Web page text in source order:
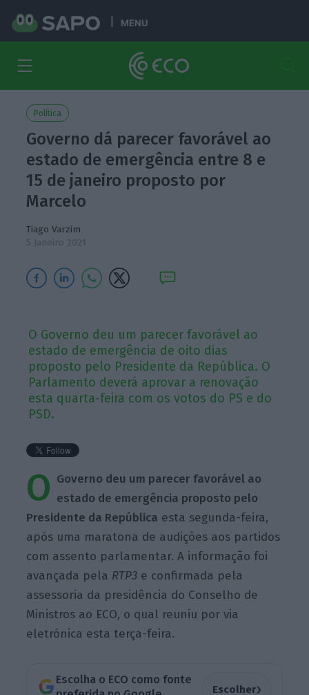
MENU
Política
Governo dá parecer favorável ao
estado de emergência entre 8 e
15 de janeiro proposto por
Marcelo
Tiago Varzim
5 Janeiro 2021
O Governo deu um parecer favorável ao
estado de emergência de oito dias
proposto pelo Presidente da República. O
Parlamento deverá aprovar a renovação
esta quarta-feira com os votos do PS e do
PSD.
O Governo deu um parecer favorável ao
estado de emergência proposto pelo
Presidente da República esta segunda-feira,
após uma maratona de audições aos partidos
com assento parlamentar. A informação foi
avançada pela RTP3 e confirmada pela
assessoria da presidência do Conselho de
Ministros ao ECO, o qual reuniu por via
eletrónica esta terça-feira.
Escolha o ECO como fonte
Escolher›